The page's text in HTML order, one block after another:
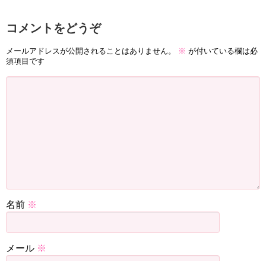
コメントをどうぞ
メールアドレスが公開されることはありません。 ※ が付いている欄は必
須項目です
名前 ※
メール ※